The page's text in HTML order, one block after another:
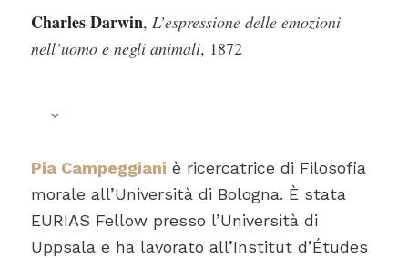
Charles Darwin, L’espressione delle emozioni
nell’uomo e negli animali, 1872
Pia Campeggiani è ricercatrice di Filosofia
morale all’Università di Bologna. È stata
EURIAS Fellow presso l’Università di
Uppsala e ha lavorato all’Institut d’Études